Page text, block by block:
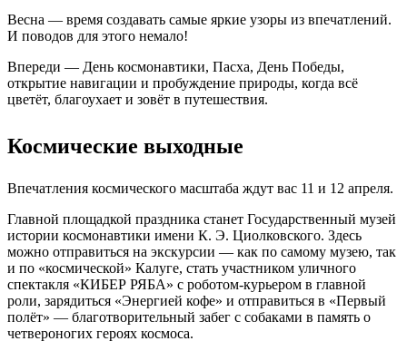
Весна — время создавать самые яркие узоры из впечатлений.
И поводов для этого немало!
Впереди — День космонавтики, Пасха, День Победы,
открытие навигации и пробуждение природы, когда всё
цветёт, благоухает и зовёт в путешествия.
Космические выходные
Впечатления космического масштаба ждут вас 11 и 12 апреля.
Главной площадкой праздника станет Государственный музей
истории космонавтики имени К. Э. Циолковского. Здесь
можно отправиться на экскурсии — как по самому музею, так
и по «космической» Калуге, стать участником уличного
спектакля «КИБЕР РЯБА» с роботом-курьером в главной
роли, зарядиться «Энергией кофе» и отправиться в «Первый
полёт» — благотворительный забег с собаками в память о
четвероногих героях космоса.